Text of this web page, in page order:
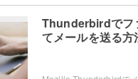
Thunderbirdでフ
てメールを送る方